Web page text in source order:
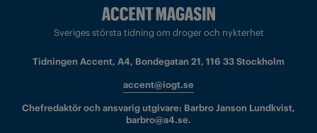
Sveriges största tidning om droger och nykterhet
Tidningen Accent, A4, Bondegatan 21, 116 33 Stockholm
accent@iogt.se
Chefredaktör och ansvarig utgivare: Barbro Janson Lundkvist,
barbro@a4.se.